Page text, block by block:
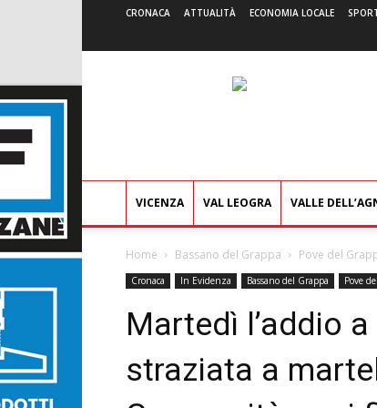
CRONACA ATTUALITÀ ECONOMIA LOCALE
VICENZA VAL LEOGRA VALLE
Home Bassano del Grappa Pove del
Cronaca In Evidenza Bassano del Grappa Pove
Martedì l’addio
straziata a